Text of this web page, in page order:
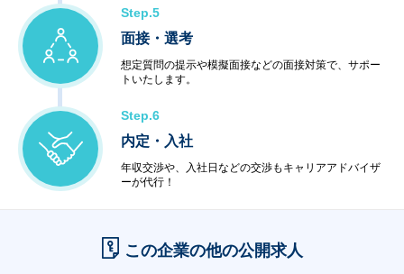
Step.5
面接・選考
想定質問の提示や模擬面接などの面接対策で、サポー
トいたします。
Step.6
内定・入社
年収交渉や、入社日などの交渉もキャリアアドバイザ
ーが代行！
この企業の他の公開求人